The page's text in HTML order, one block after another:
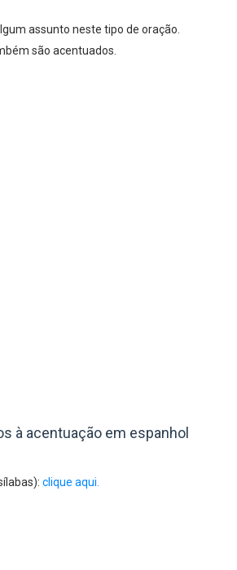
assunto neste tipo de oração.
são acentuados.
à acentuação em espanhol
clique aqui.